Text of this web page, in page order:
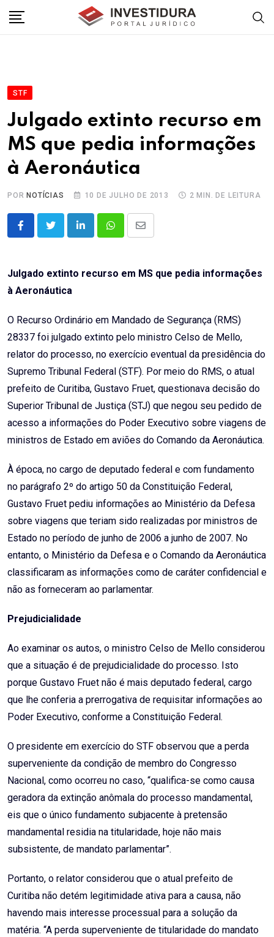
STF
Julgado extinto recurso em
MS que pedia informações
à Aeronáutica
POR NOTÍCIAS 10 DE JULHO DE 2013 2 MIN. DE LEITURA
LinkedInWhatsappShare
Email
Julgado extinto recurso em MS que pedia informações
à Aeronáutica
O Recurso Ordinário em Mandado de Segurança (RMS)
28337 foi julgado extinto pelo ministro Celso de Mello,
relator do processo, no exercício eventual da presidência do
Supremo Tribunal Federal (STF). Por meio do RMS, o atual
prefeito de Curitiba, Gustavo Fruet, questionava decisão do
Superior Tribunal de Justiça (STJ) que negou seu pedido de
acesso a informações do Poder Executivo sobre viagens de
ministros de Estado em aviões do Comando da Aeronáutica.
À época, no cargo de deputado federal e com fundamento
no parágrafo 2º do artigo 50 da Constituição Federal,
Gustavo Fruet pediu informações ao Ministério da Defesa
sobre viagens que teriam sido realizadas por ministros de
Estado no período de junho de 2006 a junho de 2007. No
entanto, o Ministério da Defesa e o Comando da Aeronáutica
classificaram as informações como de caráter confidencial e
não as forneceram ao parlamentar.
Prejudicialidade
Ao examinar os autos, o ministro Celso de Mello considerou
que a situação é de prejudicialidade do processo. Isto
porque Gustavo Fruet não é mais deputado federal, cargo
que lhe conferia a prerrogativa de requisitar informações ao
Poder Executivo, conforme a Constituição Federal.
O presidente em exercício do STF observou que a perda
superveniente da condição de membro do Congresso
Nacional, como ocorreu no caso, “qualifica-se como causa
geradora da extinção anômala do processo mandamental,
eis que o único fundamento subjacente à pretensão
mandamental residia na titularidade, hoje não mais
subsistente, de mandato parlamentar”.
Portanto, o relator considerou que o atual prefeito de
Curitiba não detém legitimidade ativa para a causa, não
havendo mais interesse processual para a solução da
matéria. “A perda superveniente de titularidade do mandato